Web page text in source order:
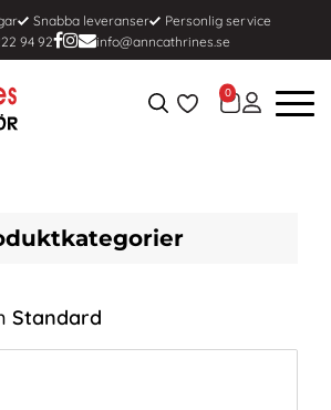
94 92
Snabba leveranser
Personlig service
info@anncathrines.se
0
Standard